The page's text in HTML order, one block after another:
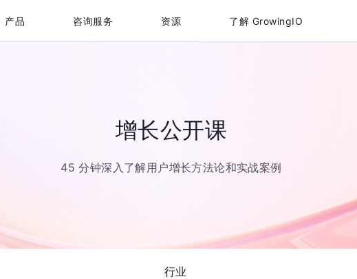
产品 咨询服务 资源 了解 GrowingIO
增长公开课
45 分钟深入了解用户增长方法论和实战案例
行业